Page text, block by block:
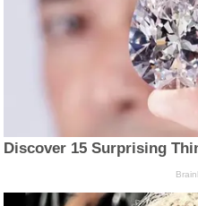
Discover 15 Surprising